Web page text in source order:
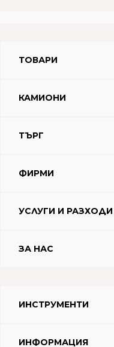
ТОВАРИ
КАМИОНИ
ТЪРГ
ФИРМИ
УСЛУГИ И РАЗХОДИ
ЗА НАС
ИНСТРУМЕНТИ
ИНФОРМАЦИЯ